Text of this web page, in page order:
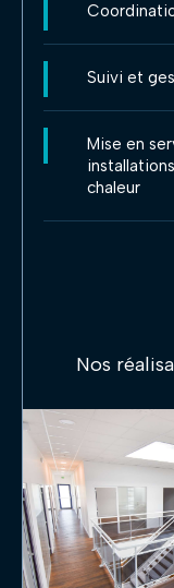
Suivi et
Mise en
chaleur
Nos